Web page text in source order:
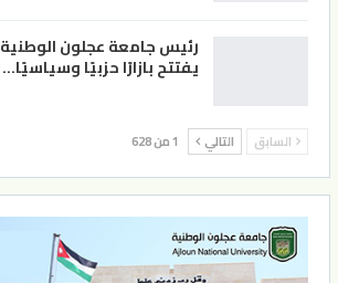
رئيس جامعة عجلون الوطنية
يفتتح بازارًا حزبيًا وسياسيًا…
السابق التالي 1 من 628